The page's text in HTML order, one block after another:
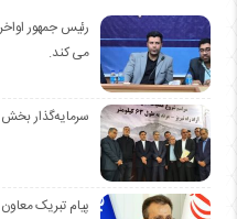
رئیس جمهور
می کند.
سرمایه‌گذار
️پیام تبریک